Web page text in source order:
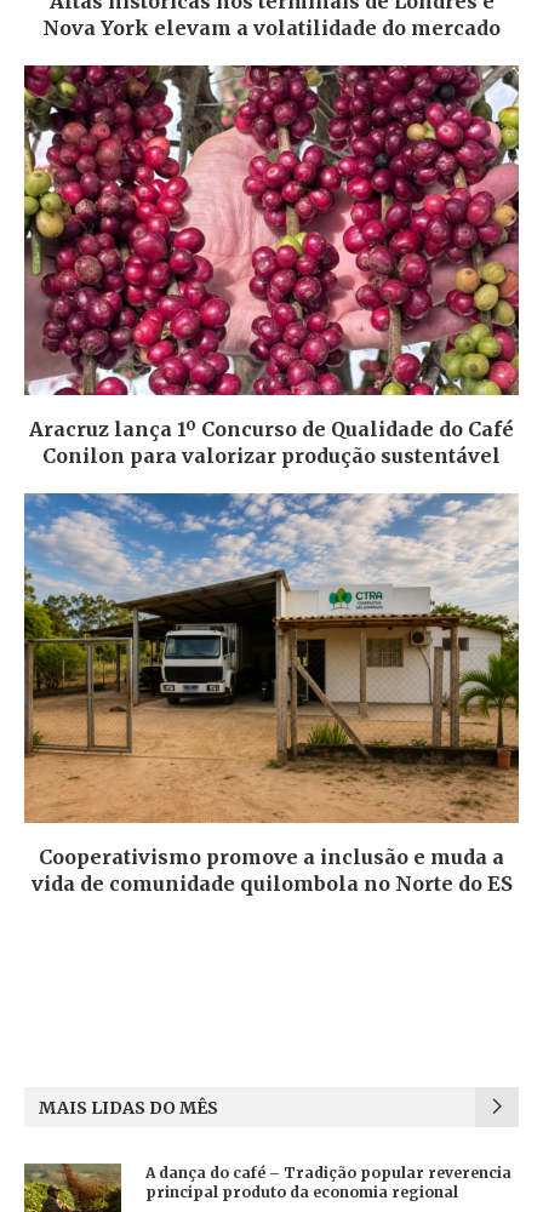
Nova York elevam a volatilidade do mercado
Aracruz lança 1º Concurso de Qualidade do Café
Conilon para valorizar produção sustentável
Cooperativismo promove a inclusão e muda a
vida de comunidade quilombola no Norte do ES
MAIS LIDAS DO MÊS
A dança do café – Tradição popular reverencia
principal produto da economia regional